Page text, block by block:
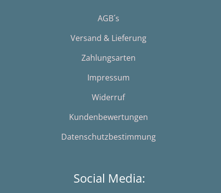
AGB´s
Versand & Lieferung
Zahlungsarten
Impressum
Widerruf
Kundenbewertungen
Datenschutzbestimmung
Social Media: